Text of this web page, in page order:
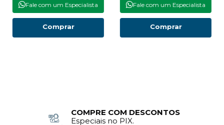
Fale com um Especialista
Comprar
Fale com um Especialista
Comprar
COMPRE COM DESCONTOS
Especiais no PIX.